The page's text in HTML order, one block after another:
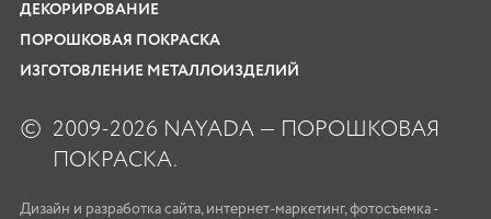
ДЕКОРИРОВАНИЕ
ПОРОШКОВАЯ ПОКРАСКА
ИЗГОТОВЛЕНИЕ МЕТАЛЛОИЗДЕЛИЙ
© 2009-2026 NAYADA — ПОРОШКОВАЯ
ПОКРАСКА.
Дизайн и разработка сайта, интернет-маркетинг,фотосъемка -